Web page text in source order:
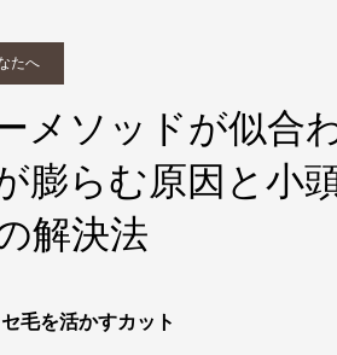
たへ
メソッドが似合
膨らむ原因と小
解決法
毛を活かすカット